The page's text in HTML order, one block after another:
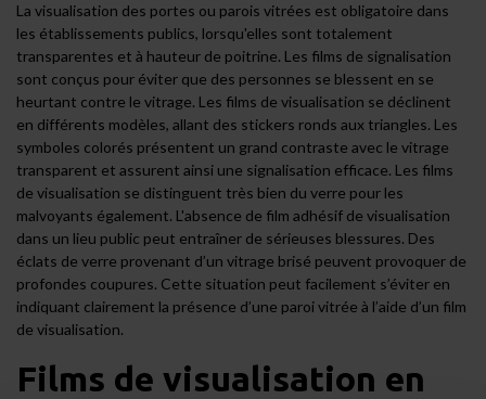
La visualisation des portes ou parois vitrées est obligatoire dans
les établissements publics, lorsqu'elles sont totalement
transparentes et à hauteur de poitrine. Les films de signalisation
sont conçus pour éviter que des personnes se blessent en se
heurtant contre le vitrage. Les films de visualisation se déclinent
en différents modèles, allant des stickers ronds aux triangles. Les
symboles colorés présentent un grand contraste avec le vitrage
transparent et assurent ainsi une signalisation efficace. Les films
de visualisation se distinguent très bien du verre pour les
malvoyants également. L'absence de film adhésif de visualisation
dans un lieu public peut entraîner de sérieuses blessures. Des
éclats de verre provenant d’un vitrage brisé peuvent provoquer de
profondes coupures. Cette situation peut facilement s’éviter en
indiquant clairement la présence d’une paroi vitrée à l’aide d’un film
de visualisation.
Films de visualisation en